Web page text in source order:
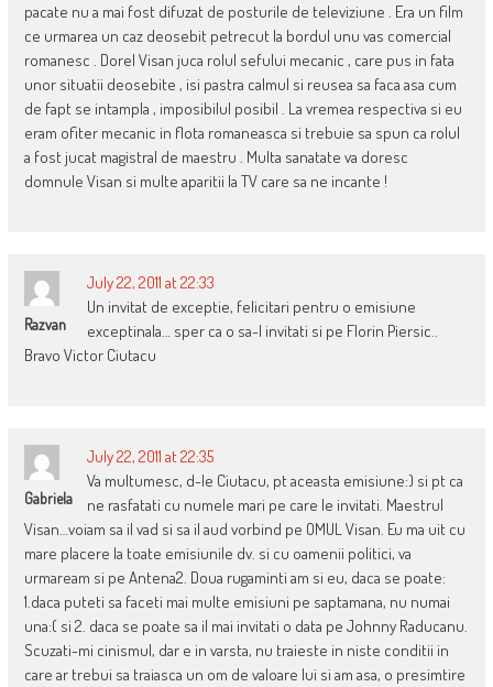
pacate nu a mai fost difuzat de posturile de televiziune . Era un film
ce urmarea un caz deosebit petrecut la bordul unu vas comercial
romanesc . Dorel Visan juca rolul sefului mecanic , care pus in fata
unor situatii deosebite , isi pastra calmul si reusea sa faca asa cum
de fapt se intampla , imposibilul posibil . La vremea respectiva si eu
eram ofiter mecanic in flota romaneasca si trebuie sa spun ca rolul
a fost jucat magistral de maestru . Multa sanatate va doresc
domnule Visan si multe aparitii la TV care sa ne incante !
Razvan
July 22, 2011 at 22:33
Un invitat de exceptie, felicitari pentru o emisiune
exceptinala… sper ca o sa-l invitati si pe Florin Piersic..
Bravo Victor Ciutacu
Gabriela
July 22, 2011 at 22:35
Va multumesc, d-le Ciutacu, pt aceasta emisiune:) si pt ca
ne rasfatati cu numele mari pe care le invitati. Maestrul
Visan…voiam sa il vad si sa il aud vorbind pe OMUL Visan. Eu ma uit cu
mare placere la toate emisiunile dv. si cu oamenii politici, va
urmaream si pe Antena2. Doua rugaminti am si eu, daca se poate:
1.daca puteti sa faceti mai multe emisiuni pe saptamana, nu numai
una:( si 2. daca se poate sa il mai invitati o data pe Johnny Raducanu.
Scuzati-mi cinismul, dar e in varsta, nu traieste in niste conditii in
care ar trebui sa traiasca un om de valoare lui si am asa, o presimtire